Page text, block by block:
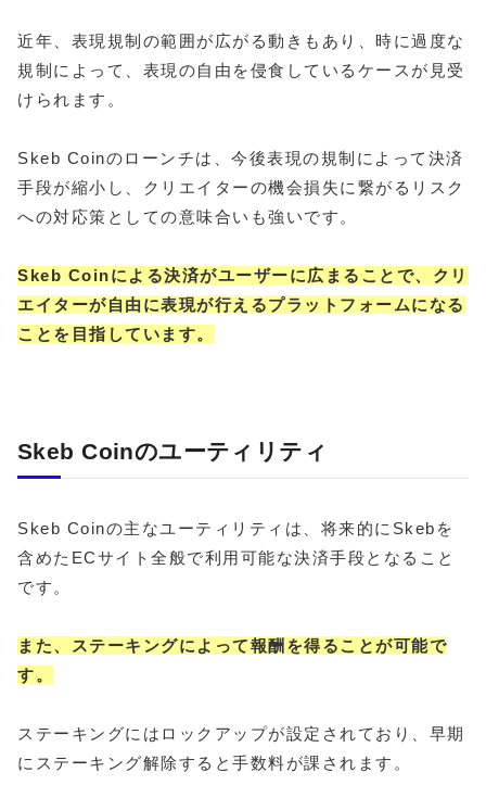
近年、表現規制の範囲が広がる動きもあり、時に過度な
規制によって、表現の自由を侵食しているケースが見受
けられます。
Skeb Coinのローンチは、今後表現の規制によって決済
手段が縮小し、クリエイターの機会損失に繋がるリスク
への対応策としての意味合いも強いです。
Skeb Coinによる決済がユーザーに広まることで、クリ
エイターが自由に表現が行えるプラットフォームになる
ことを目指しています。
Skeb Coinのユーティリティ
Skeb Coinの主なユーティリティは、将来的にSkebを
含めたECサイト全般で利用可能な決済手段となること
です。
また、ステーキングによって報酬を得ることが可能で
す。
ステーキングにはロックアップが設定されており、早期
にステーキング解除すると手数料が課されます。